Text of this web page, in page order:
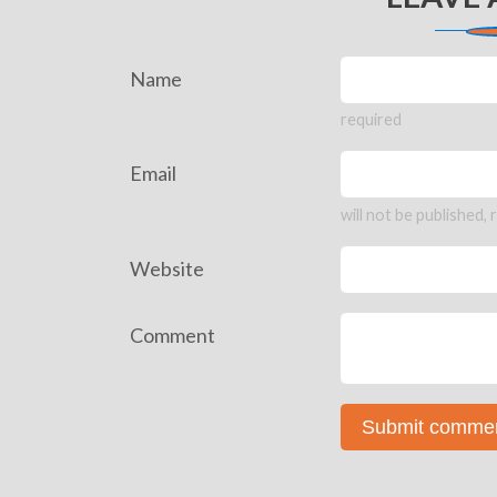
Name
required
Email
will not be published,
Website
Comment